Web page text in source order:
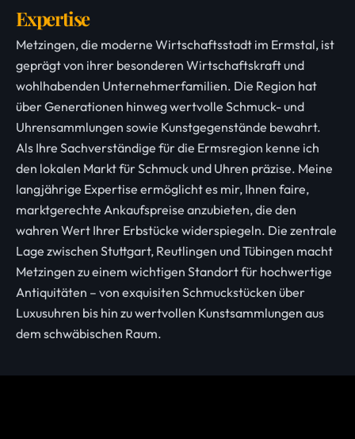
Expertise
Metzingen, die moderne Wirtschaftsstadt im Ermstal, ist
geprägt von ihrer besonderen Wirtschaftskraft und
wohlhabenden Unternehmerfamilien. Die Region hat
über Generationen hinweg wertvolle Schmuck- und
Uhrensammlungen sowie Kunstgegenstände bewahrt.
Als Ihre Sachverständige für die Ermsregion kenne ich
den lokalen Markt für Schmuck und Uhren präzise. Meine
langjährige Expertise ermöglicht es mir, Ihnen faire,
marktgerechte Ankaufspreise anzubieten, die den
wahren Wert Ihrer Erbstücke widerspiegeln. Die zentrale
Lage zwischen Stuttgart, Reutlingen und Tübingen macht
Metzingen zu einem wichtigen Standort für hochwertige
Antiquitäten – von exquisiten Schmuckstücken über
Luxusuhren bis hin zu wertvollen Kunstsammlungen aus
dem schwäbischen Raum.